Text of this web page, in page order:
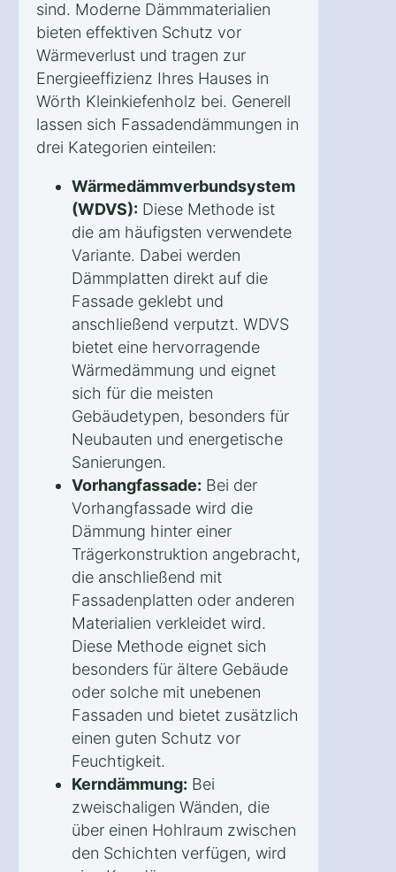
sind. Moderne Dämmmaterialien
bieten effektiven Schutz vor
Wärmeverlust und tragen zur
Energieeffizienz Ihres Hauses in
Wörth Kleinkiefenholz bei. Generell
lassen sich Fassadendämmungen in
drei Kategorien einteilen:
Wärmedämmverbundsystem
(WDVS): Diese Methode ist
die am häufigsten verwendete
Variante. Dabei werden
Dämmplatten direkt auf die
Fassade geklebt und
anschließend verputzt. WDVS
bietet eine hervorragende
Wärmedämmung und eignet
sich für die meisten
Gebäudetypen, besonders für
Neubauten und energetische
Sanierungen.
Vorhangfassade: Bei der
Vorhangfassade wird die
Dämmung hinter einer
Trägerkonstruktion angebracht,
die anschließend mit
Fassadenplatten oder anderen
Materialien verkleidet wird.
Diese Methode eignet sich
besonders für ältere Gebäude
oder solche mit unebenen
Fassaden und bietet zusätzlich
einen guten Schutz vor
Feuchtigkeit.
Kerndämmung: Bei
zweischaligen Wänden, die
über einen Hohlraum zwischen
den Schichten verfügen, wird